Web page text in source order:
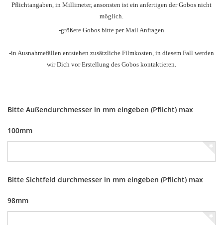
Pflichtangaben, in Millimeter, ansonsten ist ein anfertigen der Gobos nicht
möglich.
-größere Gobos bitte per Mail Anfragen
-in Ausnahmefällen entstehen zusätzliche Filmkosten, in diesem Fall werden
wir Dich vor Erstellung des Gobos kontaktieren.
Bitte Außendurchmesser in mm eingeben (Pflicht) max
100mm
Bitte Sichtfeld durchmesser in mm eingeben (Pflicht) max
98mm